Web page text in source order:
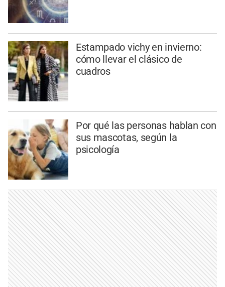
Estampado vichy en invierno:
cómo llevar el clásico de
cuadros
Por qué las personas hablan con
sus mascotas, según la
psicología